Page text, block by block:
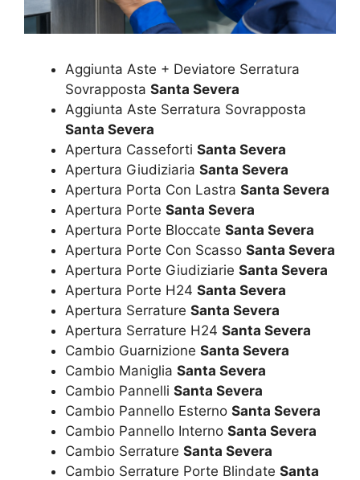
Aggiunta Aste + Deviatore Serratura
Sovrapposta Santa Severa
Aggiunta Aste Serratura Sovrapposta
Santa Severa
Apertura Casseforti Santa Severa
Apertura Giudiziaria Santa Severa
Apertura Porta Con Lastra Santa Severa
Apertura Porte Santa Severa
Apertura Porte Bloccate Santa Severa
Apertura Porte Con Scasso Santa Severa
Apertura Porte Giudiziarie Santa Severa
Apertura Porte H24 Santa Severa
Apertura Serrature Santa Severa
Apertura Serrature H24 Santa Severa
Cambio Guarnizione Santa Severa
Cambio Maniglia Santa Severa
Cambio Pannelli Santa Severa
Cambio Pannello Esterno Santa Severa
Cambio Pannello Interno Santa Severa
Cambio Serrature Santa Severa
Cambio Serrature Porte Blindate Santa